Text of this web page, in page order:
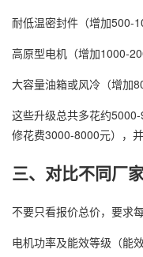
耐低温密封件（增加500-
高原型电机（增加1000-
大容量油箱或风冷（增加
这些升级总共多花约
修花费3000-8000元），
三、对比不同厂
不要只看报价总价，要求
电机功率及能效等级（能